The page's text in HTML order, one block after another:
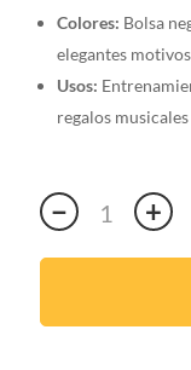
Colores: Bolsa
elegantes
Usos:
regalos musicales
Premium
5A
VIKORY
− +